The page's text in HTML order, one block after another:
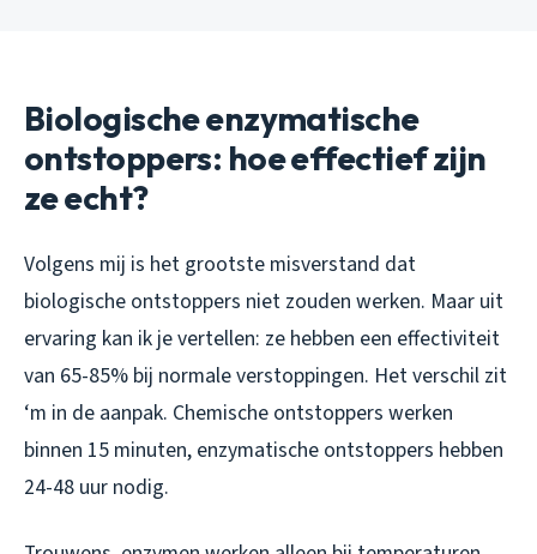
Biologische enzymatische
ontstoppers: hoe effectief zijn
ze echt?
Volgens mij is het grootste misverstand dat
biologische ontstoppers niet zouden werken. Maar uit
ervaring kan ik je vertellen: ze hebben een effectiviteit
van 65-85% bij normale verstoppingen. Het verschil zit
‘m in de aanpak. Chemische ontstoppers werken
binnen 15 minuten, enzymatische ontstoppers hebben
24-48 uur nodig.